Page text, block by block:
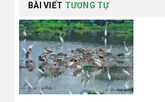
BÀI VIẾT TƯƠNG TỰ